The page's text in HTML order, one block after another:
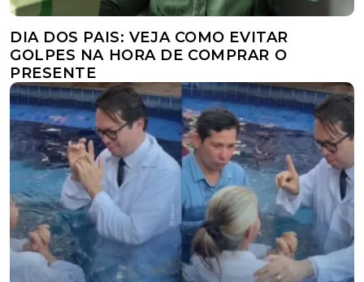
DIA DOS PAIS: VEJA COMO EVITAR
GOLPES NA HORA DE COMPRAR O
PRESENTE